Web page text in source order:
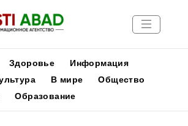
Здоровье
Информация
В мире
Общество
Образование